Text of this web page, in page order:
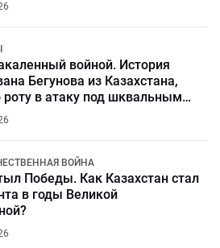
войной. История
Бегунова из Казахстана,
роту в атаку под шквальным
ВОЙНА
Победы. Как Казахстан стал
в годы Великой